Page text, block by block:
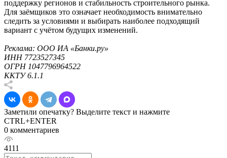
поддержку регионов и стабильность строительного рынка.
Для заёмщиков это означает необходимость внимательно
следить за условиями и выбирать наиболее подходящий
вариант с учётом будущих изменений.
Реклама: ООО ИА «Банки.ру»
ИНН 7723527345
ОГРН 1047796964522
ККТУ 6.1.1
Заметили опечатку? Выделите текст и нажмите
CTRL+ENTER
0 комментариев
4111